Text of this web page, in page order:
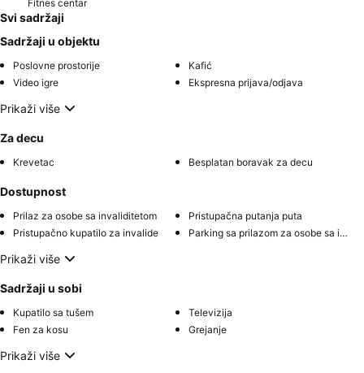
Fitnes centar
Svi sadržaji
Sadržaji u objektu
Poslovne prostorije
Kafić
Video igre
Ekspresna prijava/odjava
Prikaži više
Za decu
Krevetac Besplatan boravak za decu
Dostupnost
Prilaz za osobe sa invaliditetom
Pristupačna putanja puta
Pristupačno kupatilo za invalide
Parking sa prilazom za osobe sa invaliditetom
Prikaži više
Sadržaji u sobi
Kupatilo sa tušem
Televizija
Fen za kosu
Grejanje
Prikaži više